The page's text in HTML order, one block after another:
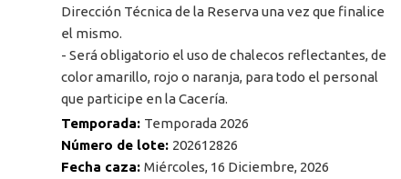
Dirección Técnica de la Reserva una vez que finalice
el mismo.
- Será obligatorio el uso de chalecos reflectantes, de
color amarillo, rojo o naranja, para todo el personal
que participe en la Cacería.
Temporada: Temporada 2026
Número de lote: 202612826
Fecha caza: Miércoles, 16 Diciembre, 2026